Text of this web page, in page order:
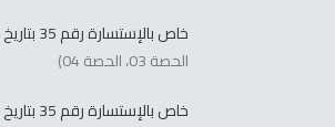
خاص بالإستسارة رقم 35 بتاريخ 2024/11/25
الحصة 03، الحصة 04)
خاص بالإستسارة رقم 35 بتاريخ 2024/11/25